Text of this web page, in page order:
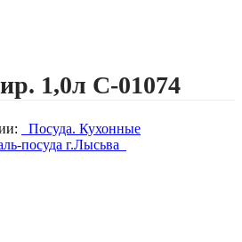
1,0л С-01074
Посуда. Кухонные
посуда г.Лысьва